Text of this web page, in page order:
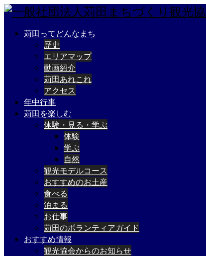
苅田ってどんなまち
歴史
エリアマップ
動画紹介
苅田あれこれ
アクセス
年中行事
苅田を楽しむ
体験・見る・学ぶ
体験
学ぶ
自然
観光モデルコース
おすすめのお土産
食べる
泊まる
お仕事
苅田のボランティアガイド
おすすめ情報
観光協会からのお知らせ